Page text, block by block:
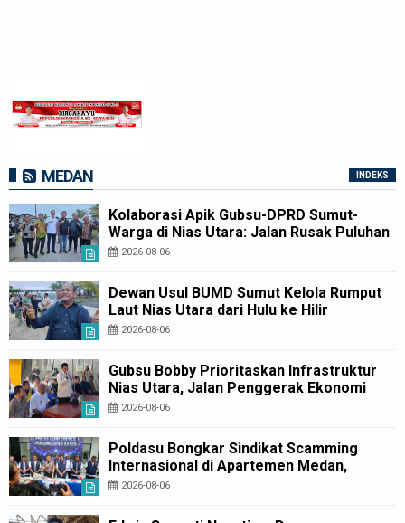
MEDAN INDEKS
Kolaborasi Apik Gubsu-DPRD Sumut-
Warga di Nias Utara: Jalan Rusak Puluhan
Tahun Akhirnya Diperbaiki
2026-08-06
Dewan Usul BUMD Sumut Kelola Rumput
Laut Nias Utara dari Hulu ke Hilir
2026-08-06
Gubsu Bobby Prioritaskan Infrastruktur
Nias Utara, Jalan Penggerak Ekonomi
Mulai Dibenahi
2026-08-06
Poldasu Bongkar Sindikat Scamming
Internasional di Apartemen Medan,
Korban Rugi Rp6,7 Miliar
2026-08-06